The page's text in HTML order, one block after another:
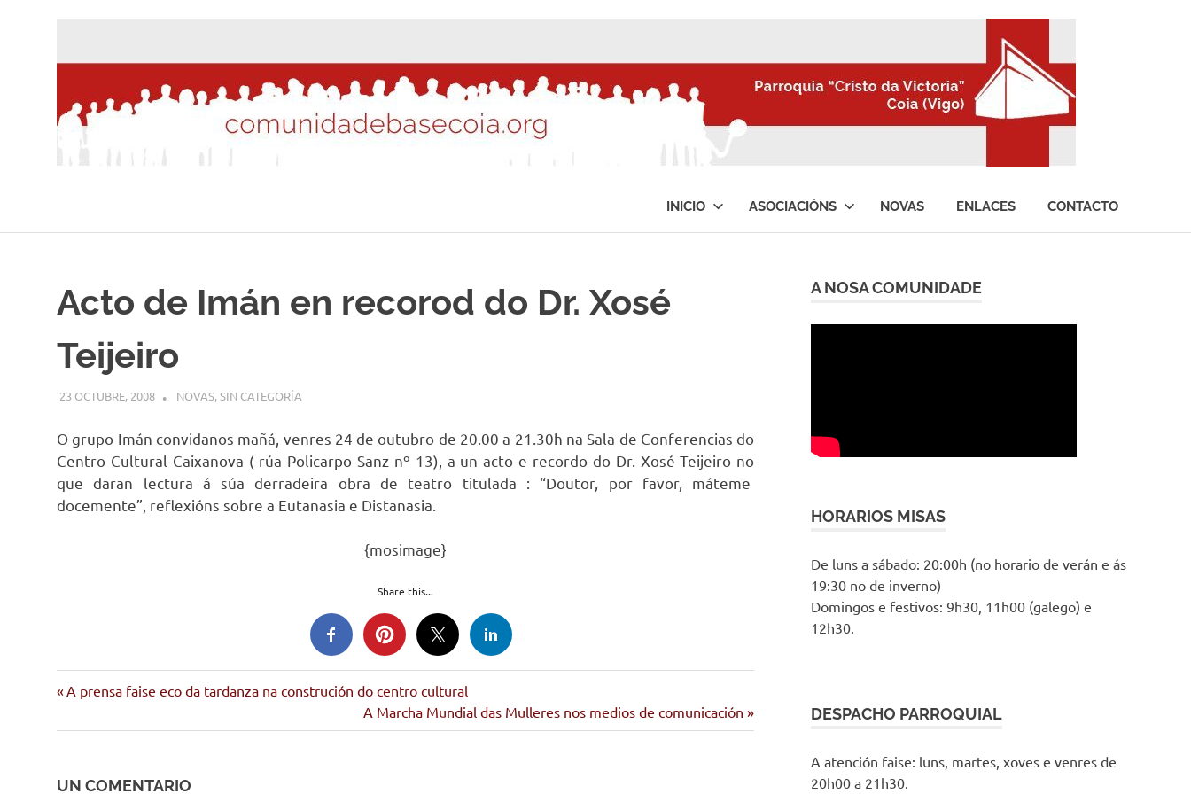
INICIO ASOCIACIÓNS NOVAS ENLACES CONTACTO
Acto de Imán en recorod do Dr. Xosé
Teijeiro
23 OCTUBRE, 2008 DESARROLLO
NOVAS,SIN CATEGORÍA
O grupo Imán convidanos mañá, venres 24 de outubro de 20.00 a 21.30h na Sala de Conferencias do
Centro Cultural Caixanova ( rúa Policarpo Sanz nº 13), a un acto e recordo do Dr. Xosé Teijeiro no
que daran lectura á súa derradeira obra de teatro titulada : “Doutor, por favor, máteme
docemente”, reflexións sobre a Eutanasia e Distanasia.
{mosimage}
Share this...
Navegación
de
Entrada
A prensa faise eco da tardanza na construción do centro cultural
Siguiente
entrada:
A Marcha Mundial das Mulleres nos medios de comunicación
UN COMENTARIO
A NOSA COMUNIDADE
HORARIOS MISAS
De luns a sábado: 20:00h (no horario de verán e ás
19:30 no de inverno)
Domingos e festivos: 9h30, 11h00 (galego) e
12h30.
DESPACHO PARROQUIAL
A atención faise: luns, martes, xoves e venres de
20h00 a 21h30.